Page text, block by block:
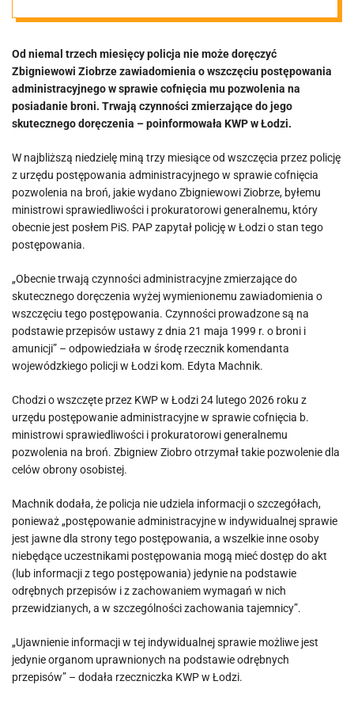
problem
Od niemal trzech miesięcy policja nie może doręczyć
Zbigniewowi Ziobrze zawiadomienia o wszczęciu postępowania
administracyjnego w sprawie cofnięcia mu pozwolenia na
posiadanie broni. Trwają czynności zmierzające do jego
skutecznego doręczenia – poinformowała KWP w Łodzi.
W najbliższą niedzielę miną trzy miesiące od wszczęcia przez policję
z urzędu postępowania administracyjnego w sprawie cofnięcia
pozwolenia na broń, jakie wydano Zbigniewowi Ziobrze, byłemu
ministrowi sprawiedliwości i prokuratorowi generalnemu, który
obecnie jest posłem PiS. PAP zapytał policję w Łodzi o stan tego
postępowania.
„Obecnie trwają czynności administracyjne zmierzające do
skutecznego doręczenia wyżej wymienionemu zawiadomienia o
wszczęciu tego postępowania. Czynności prowadzone są na
podstawie przepisów ustawy z dnia 21 maja 1999 r. o broni i
amunicji” – odpowiedziała w środę rzecznik komendanta
wojewódzkiego policji w Łodzi kom. Edyta Machnik.
Chodzi o wszczęte przez KWP w Łodzi 24 lutego 2026 roku z
urzędu postępowanie administracyjne w sprawie cofnięcia b.
ministrowi sprawiedliwości i prokuratorowi generalnemu
pozwolenia na broń. Zbigniew Ziobro otrzymał takie pozwolenie dla
celów obrony osobistej.
Machnik dodała, że policja nie udziela informacji o szczegółach,
ponieważ „postępowanie administracyjne w indywidualnej sprawie
jest jawne dla strony tego postępowania, a wszelkie inne osoby
niebędące uczestnikami postępowania mogą mieć dostęp do akt
(lub informacji z tego postępowania) jedynie na podstawie
odrębnych przepisów i z zachowaniem wymagań w nich
przewidzianych, a w szczególności zachowania tajemnicy”.
„Ujawnienie informacji w tej indywidualnej sprawie możliwe jest
jedynie organom uprawnionych na podstawie odrębnych
przepisów” – dodała rzeczniczka KWP w Łodzi.